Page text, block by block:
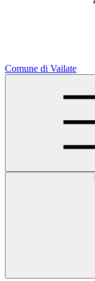
Comune di Vailate